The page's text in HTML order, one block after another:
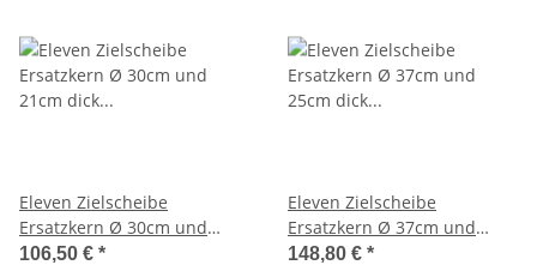
Eleven Zielscheibe
Ersatzkern Ø 30cm und
21cm dick yellow EP30
106,50 € *
Eleven Zielscheibe
Ersatzkern Ø 37cm und
25cm dick yellow EP37
148,80 € *